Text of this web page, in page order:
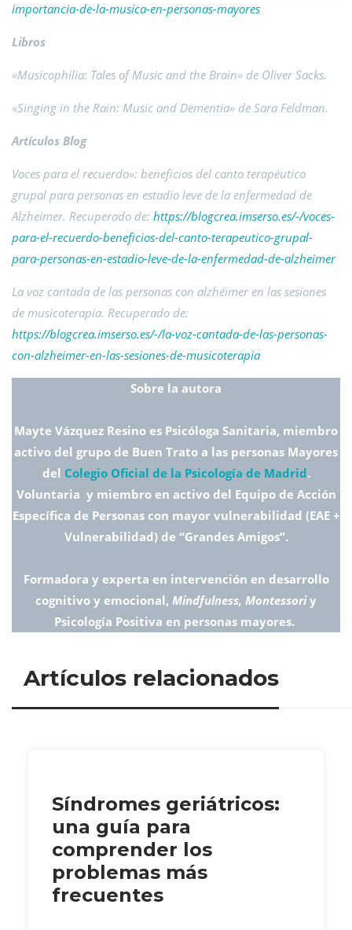
importancia-de-la-musica-en-personas-mayores
Libros
«Musicophilia: Tales of Music and the Brain» de Oliver Sacks.
«Singing in the Rain: Music and Dementia» de Sara Feldman.
Artículos Blog
Voces para el recuerdo»: beneficios del canto terapéutico
grupal para personas en estadio leve de la enfermedad de
Alzheimer. Recuperado de: https://blogcrea.imserso.es/-/voces-
para-el-recuerdo-beneficios-del-canto-terapeutico-grupal-
para-personas-en-estadio-leve-de-la-enfermedad-de-alzheimer
La voz cantada de las personas con alzhéimer en las sesiones
de musicoterapia. Recuperado de:
https://blogcrea.imserso.es/-/la-voz-cantada-de-las-personas-
con-alzheimer-en-las-sesiones-de-musicoterapia
Sobre la autora
Mayte Vázquez Resino es Psicóloga Sanitaria, miembro
activo del grupo de Buen Trato a las personas Mayores
del Colegio Oficial de la Psicología de Madrid.
Voluntaria y miembro en activo del Equipo de Acción
Específica de Personas con mayor vulnerabilidad (EAE +
Vulnerabilidad) de “Grandes Amigos”.
Formadora y experta en intervención en desarrollo
cognitivo y emocional, Mindfulness, Montessoriy
Psicología Positiva en personas mayores.
Artículos relacionados
Síndromes geriátricos:
una guía para
comprender los
problemas más
frecuentes